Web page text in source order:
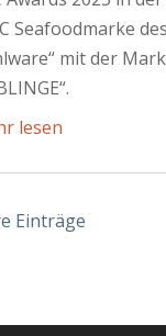
Seafoodmarke
mit der
lesen
Einträge